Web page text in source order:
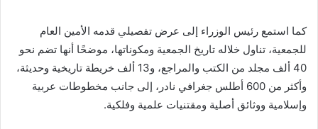
كما استمع رئيس الوزراء إلى عرض تفصيلي قدمه الأمين العام
للجمعية، تناول خلاله تاريخ الجمعية ومكوناتها، موضحًا أنها تضم نحو
40 ألف مجلد من الكتب والمراجع، و13 ألف خريطة تاريخية وحديثة،
وأكثر من 600 أطلس جغرافي نادر، إلى جانب مخطوطات عربية
وإسلامية ووثائق أصلية ومقتنيات علمية وفلكية.